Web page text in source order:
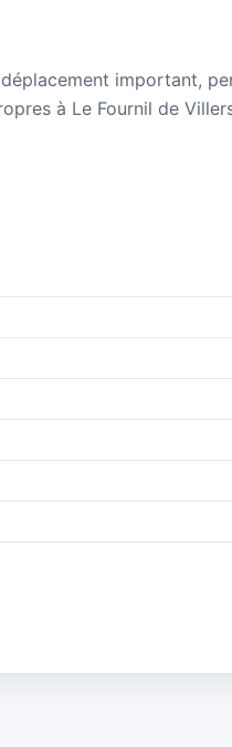
important,
à Le Fournil de